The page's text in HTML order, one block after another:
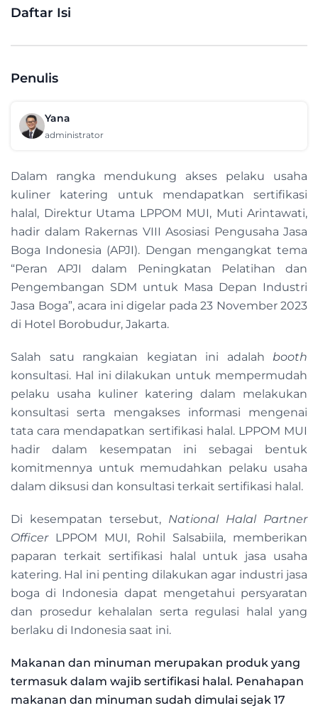
Daftar Isi
Penulis
Yana
administrator
Dalam rangka mendukung akses pelaku usaha
kuliner katering untuk mendapatkan sertifikasi
halal, Direktur Utama LPPOM MUI, Muti Arintawati,
hadir dalam Rakernas VIII Asosiasi Pengusaha Jasa
Boga Indonesia (APJI). Dengan mengangkat tema
“Peran APJI dalam Peningkatan Pelatihan dan
Pengembangan SDM untuk Masa Depan Industri
Jasa Boga”, acara ini digelar pada 23 November 2023
di Hotel Borobudur, Jakarta.
Salah satu rangkaian kegiatan ini adalah booth
konsultasi. Hal ini dilakukan untuk mempermudah
pelaku usaha kuliner katering dalam melakukan
konsultasi serta mengakses informasi mengenai
tata cara mendapatkan sertifikasi halal. LPPOM MUI
hadir dalam kesempatan ini sebagai bentuk
komitmennya untuk memudahkan pelaku usaha
dalam diksusi dan konsultasi terkait sertifikasi halal.
Di kesempatan tersebut, National Halal Partner
OfficerLPPOM MUI, Rohil Salsabiila, memberikan
paparan terkait sertifikasi halal untuk jasa usaha
katering. Hal ini penting dilakukan agar industri jasa
boga di Indonesia dapat mengetahui persyaratan
dan prosedur kehalalan serta regulasi halal yang
berlaku di Indonesia saat ini.
Makanan dan minuman merupakan produk yang
termasuk dalam wajib sertifikasi halal. Penahapan
makanan dan minuman sudah dimulai sejak 17